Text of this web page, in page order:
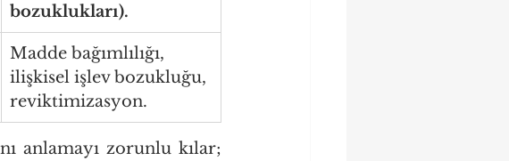
bozuklukları).
Madde bağımlılığı,
ilişkisel işlev bozukluğu,
reviktimizasyon.
anlamayı zorunlu kılar;